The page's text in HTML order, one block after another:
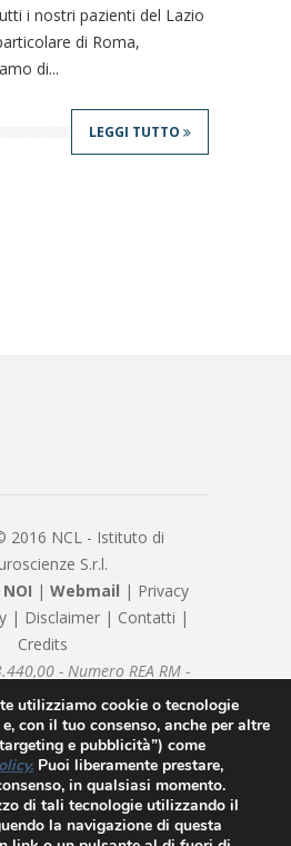
i nostri pazienti del Lazio
di Roma,
di...
LEGGI TUTTO
2016 NCL - Istituto di
S.r.l.
| Webmail | Privacy
| Disclaimer | Contatti |
Credits
- Numero REA RM -
Fiscale 08239981007 -
alla direzione e
di Neuromed SpA
utilizziamo cookie o tecnologie
con il tuo consenso, anche per altre
e pubblicità”) come
. Puoi liberamente prestare,
in qualsiasi momento.
di tali tecnologie utilizzando il
la navigazione di questa